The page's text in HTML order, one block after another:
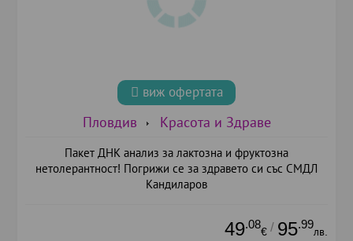
виж офертата
Пловдив Красота и Здраве
Пакет ДНК анализ за лактозна и фруктозна
нетолерантност! Погрижи се за здравето си със СМДЛ
Кандиларов
49.08
€ / 95.99
лв.